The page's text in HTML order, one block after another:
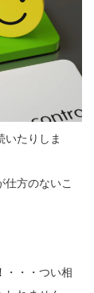
いたりしま
仕方のないこ
・・・つい相